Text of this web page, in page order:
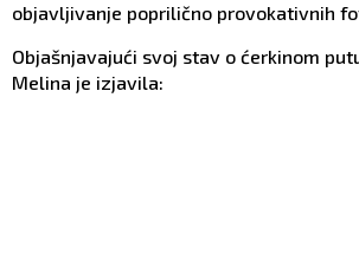
objavljivanje poprilično provokativnih
Objašnjavajući svoj stav o ćerkinom
Melina je izjavila: